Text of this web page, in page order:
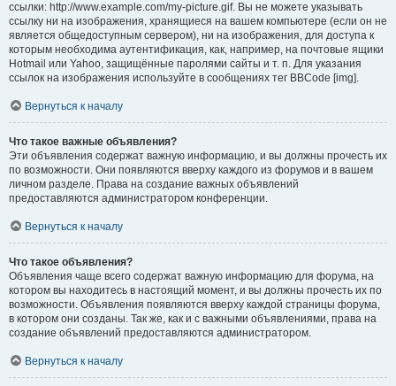
ссылки: http://www.example.com/my-picture.gif. Вы не можете указывать
ссылку ни на изображения, хранящиеся на вашем компьютере (если он не
является общедоступным сервером), ни на изображения, для доступа к
которым необходима аутентификация, как, например, на почтовые ящики
Hotmail или Yahoo, защищённые паролями сайты и т. п. Для указания
ссылок на изображения используйте в сообщениях тег BBCode [img].
Вернуться к началу
Что такое важные объявления?
Эти объявления содержат важную информацию, и вы должны прочесть их
по возможности. Они появляются вверху каждого из форумов и в вашем
личном разделе. Права на создание важных объявлений
предоставляются администратором конференции.
Вернуться к началу
Что такое объявления?
Объявления чаще всего содержат важную информацию для форума, на
котором вы находитесь в настоящий момент, и вы должны прочесть их по
возможности. Объявления появляются вверху каждой страницы форума,
в котором они созданы. Так же, как и с важными объявлениями, права на
создание объявлений предоставляются администратором.
Вернуться к началу